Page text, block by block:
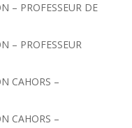
– PROFESSEUR DE
– PROFESSEUR
CAHORS –
CAHORS –